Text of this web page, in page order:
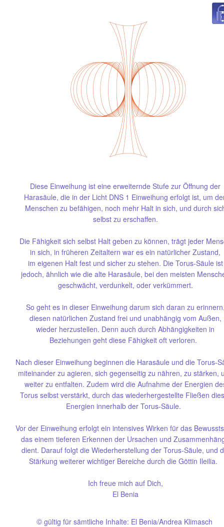
Diese Einweihung ist eine erweiternde Stufe zur Öffnung der
Harasäule, die in der Licht DNS 1 Einweihung erfolgt ist, um
Menschen zu befähigen, noch mehr Halt in sich, und durch
selbst zu erschaffen.
Die Fähigkeit sich selbst Halt geben zu können, trägt jeder
in sich, in früheren Zeitaltern war es ein natürlicher Zustand,
im eigenen Halt fest und sicher zu stehen. Die Torus-Säule ist
jedoch, ähnlich wie die alte Harasäule, bei den meisten
geschwächt, verdunkelt, oder verkümmert.
So geht es in dieser Einweihung darum sich daran zu
diesen natürlichen Zustand frei und unabhängig vom Außen,
wieder herzustellen. Denn auch durch Abhängigkeiten in
Beziehungen geht diese Fähigkeit oft verloren.
Nach dieser Einweihung beginnen die Harasäule und die Torus-
miteinander zu agieren, sich gegenseitig zu nähren, zu stärken,
weiter zu entfalten. Zudem wird die Aufnahme der Energien
Torus selbst verstärkt, durch das wiederhergestellte Fließen
Energien innerhalb der Torus-Säule.
Vor der Einweihung erfolgt ein intensives Wirken für das
das einem tieferen Erkennen der Ursachen und
dient. Darauf folgt die Wiederherstellung der Torus-Säule, und
Stärkung weiterer wichtiger Bereiche durch die Göttin Ileilia.
Ich freue mich auf Dich,
El Benia
© gültig für sämtliche Inhalte: El Benia/Andrea Klimasch